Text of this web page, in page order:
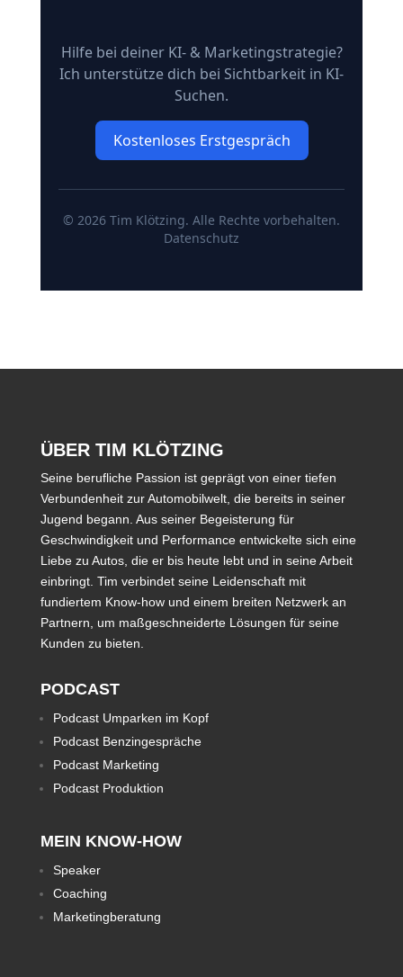
ÜBER TIM KLÖTZING
Seine berufliche Passion ist geprägt von einer tiefen
Verbundenheit zur Automobilwelt, die bereits in seiner
Jugend begann. Aus seiner Begeisterung für
Geschwindigkeit und Performance entwickelte sich eine
Liebe zu Autos, die er bis heute lebt und in seine Arbeit
einbringt. Tim verbindet seine Leidenschaft mit
fundiertem Know-how und einem breiten Netzwerk an
Partnern, um maßgeschneiderte Lösungen für seine
Kunden zu bieten.
PODCAST
Podcast Umparken im Kopf
Podcast Benzingespräche
Podcast Marketing
Podcast Produktion
MEIN KNOW-HOW
Speaker
Coaching
Marketingberatung